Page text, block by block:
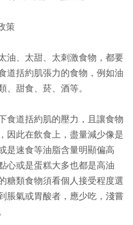
策
油、太甜、太刺激食物，都要
道括約肌張力的食物，例如油
、甜食、菸、酒等。
食道括約肌的壓力，且讓食物
因此在飲食上，盡量減少像是
是速食等油脂含量明顯偏高
心或是蛋糕大多也都是高油
糖類食物須看個人接受程度選
脹氣或胃酸者，應少吃，淺嘗